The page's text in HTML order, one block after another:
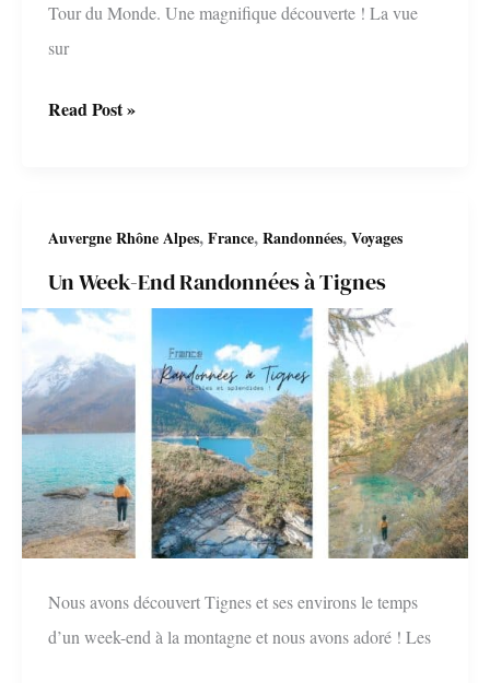
Tour du Monde. Une magnifique découverte ! La vue
sur
Randonnée
depuis
Valfréjus
–
Le
refuge
du
Mont
Thabor
Read Post »
Auvergne Rhône Alpes,France,Randonnées,Voyages
Un Week-End Randonnées à Tignes
Nous avons découvert Tignes et ses environs le temps
d’un week-end à la montagne et nous avons adoré ! Les